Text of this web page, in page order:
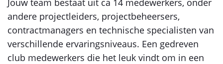
Jouw team bestaat uit ca 14 medewerkers, onder
andere projectleiders, projectbeheersers,
contractmanagers en technische specialisten van
verschillende ervaringsniveaus. Een gedreven
club medewerkers die het leuk vindt om in een